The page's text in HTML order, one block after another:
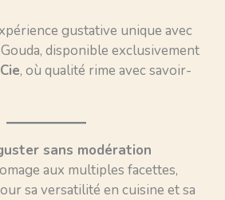
gustative unique avec
disponible exclusivement
, où qualité rime avec savoir-
sans modération
aux multiples facettes,
sa versatilité en cuisine et sa